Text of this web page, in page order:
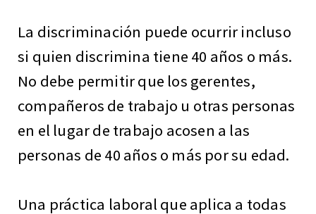
La discriminación puede ocurrir incluso
si quien discrimina tiene 40 años o más.
No debe permitir que los gerentes,
compañeros de trabajo u otras personas
en el lugar de trabajo acosen a las
personas de 40 años o más por su edad.
Una práctica laboral que aplica a todas